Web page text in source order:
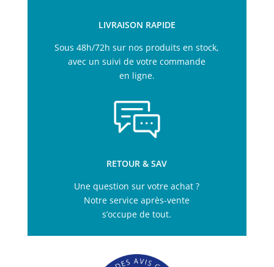
LIVRAISON RAPIDE
Sous 48h/72h sur nos produits en stock,
avec un suivi de votre commande
en ligne.
RETOUR & SAV
Une question sur votre achat ?
Notre service après-vente
s’occupe de tout.